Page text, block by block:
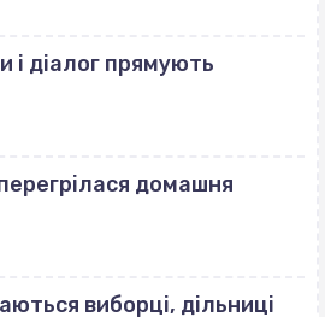
діалог прямують
домашня
виборці, дільниці